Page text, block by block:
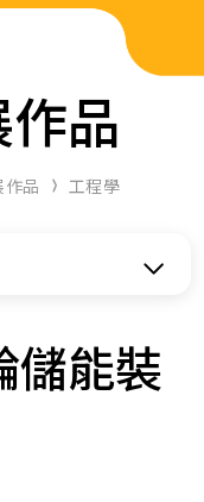
品
作品 工程學
儲能裝